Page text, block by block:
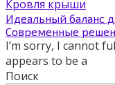
Кровля крыши
Идеальный баланс
Современные
I’m sorry, I cannot
appears to be a
Поиск